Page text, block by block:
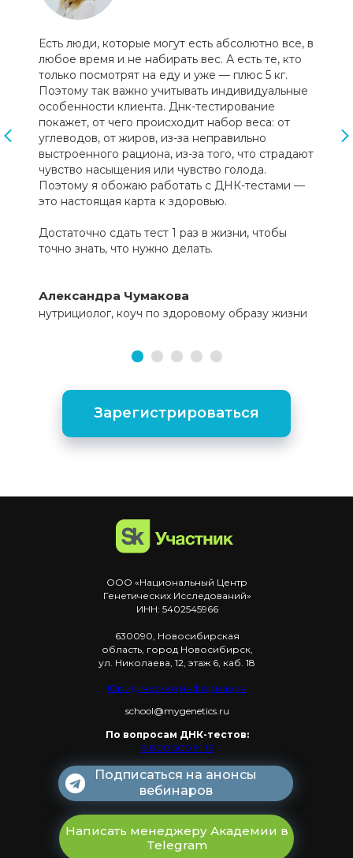
Есть люди, которые могут есть абсолютно все, в
любое время и не набирать вес. А есть те, кто
только посмотрят на еду и уже — плюс 5 кг.
Поэтому так важно учитывать индивидуальные
особенности клиента. Днк-тестирование
покажет, от чего происходит набор веса: от
углеводов, от жиров, из-за неправильно
выстроенного рациона, из-за того, что страдают
чувство насыщения или чувство голода.
Поэтому я обожаю работать с ДНК-тестами —
это настоящая карта к здоровью.
Достаточно сдать тест 1 раз в жизни, чтобы
точно знать, что нужно делать.
Александра Чумакова
нутрициолог, коуч по здоровому образу жизни
Зарегистрироваться
ООО «Национальный Центр
Генетических Исследований»
ИНН: 5402545966
Юридическая информация
630090, Новосибирская
область, город Новосибирск,
ул. Николаева, 12, этаж 6, каб. 18
school@mygenetics.ru
По вопросам ДНК-тестов:
8 800 500 91 16
Написать менеджеру Академии в
Telegram
Подписаться на анонсы
вебинаров